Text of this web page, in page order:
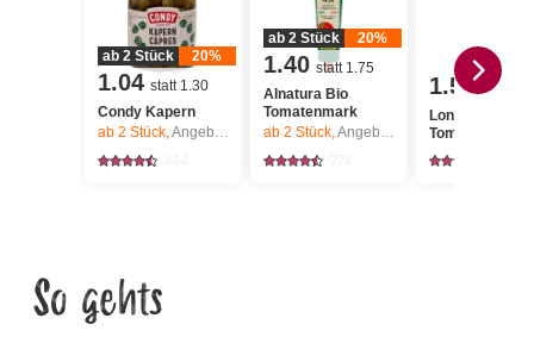
ab 2 Stück 20%
1.04 statt 1.30
Condy Kapern
ab 2 Stück,Angebot gilt nur vom 6.8. bis 12.8.2026, solange Vorrat.
ab 2 Stück 20%
1.40 statt 1.75
Alnatura Bio
Tomatenmark
ab 2 Stück,Angebot gilt nur vom 6.8. bis 12.8.2026, solange Vorrat.
1.50
Longobardi
Tomaten
So gehts